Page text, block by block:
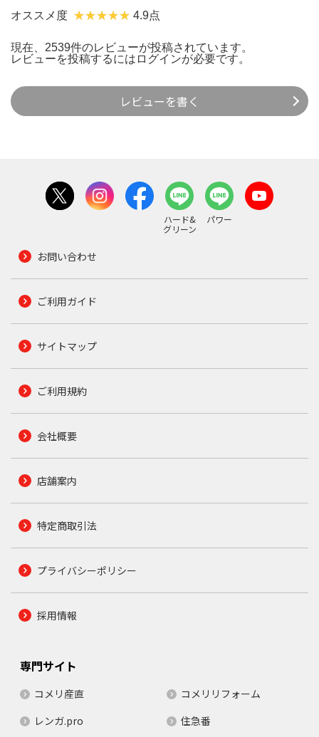
オススメ度 4.9点
現在、2539件のレビューが投稿されています。
レビューを投稿するには ログインが必要です。
レビューを書く
ハード&
グリーン
パワー
お問い合わせ
ご利用ガイド
サイトマップ
ご利用規約
会社概要
店舗案内
特定商取引法
プライバシーポリシー
採用情報
専門サイト
コメリ産直
コメリリフォーム
レンガ.pro
住急番